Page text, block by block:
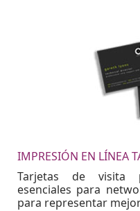
IMPRESIÓN EN LÍNEA
Tarjetas de visita
esenciales para
para representar